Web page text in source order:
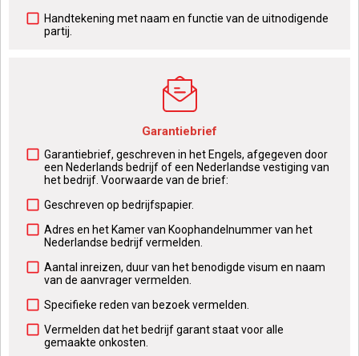
Handtekening met naam en functie van de uitnodigende
partij.
Garantiebrief
Garantiebrief, geschreven in het Engels, afgegeven door
een Nederlands bedrijf of een Nederlandse vestiging van
het bedrijf. Voorwaarde van de brief:
Geschreven op bedrijfspapier.
Adres en het Kamer van Koophandelnummer van het
Nederlandse bedrijf vermelden.
Aantal inreizen, duur van het benodigde visum en naam
van de aanvrager vermelden.
Specifieke reden van bezoek vermelden.
Vermelden dat het bedrijf garant staat voor alle
gemaakte onkosten.